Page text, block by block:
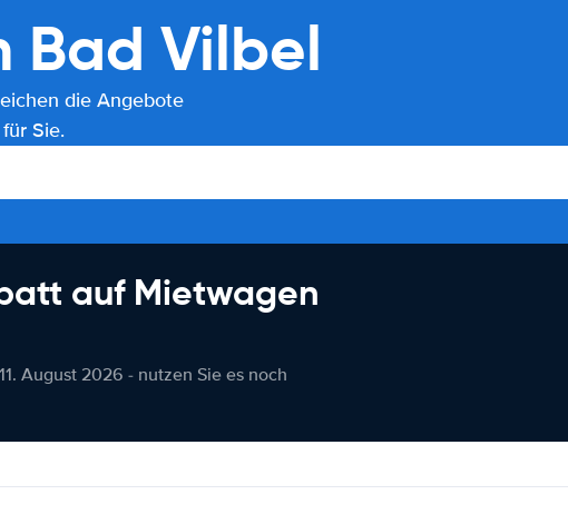
Bad Vilbel
die Angebote
Sie.
auf Mietwagen
August 2026 - nutzen Sie es noch